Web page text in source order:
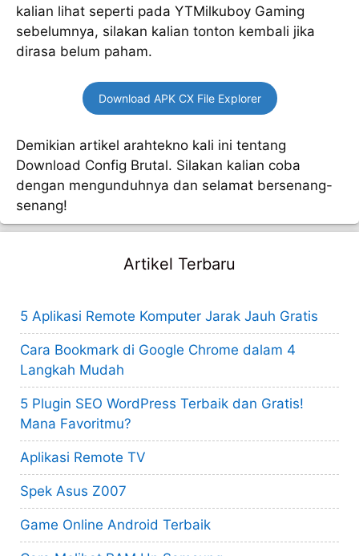
kalian lihat seperti pada YTMilkuboy Gaming
sebelumnya, silakan kalian tonton kembali jika
dirasa belum paham.
Download APK CX File Explorer
Demikian artikel arahtekno kali ini tentang
Download Config Brutal. Silakan kalian coba
dengan mengunduhnya dan selamat bersenang-
senang!
Artikel Terbaru
5 Aplikasi Remote Komputer Jarak Jauh Gratis
Cara Bookmark di Google Chrome dalam 4
Langkah Mudah
5 Plugin SEO WordPress Terbaik dan Gratis!
Mana Favoritmu?
Aplikasi Remote TV
Spek Asus Z007
Game Online Android Terbaik